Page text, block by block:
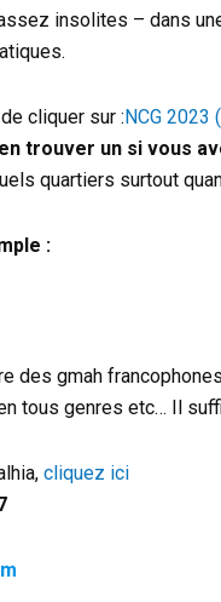
insolites – dans
cliquer sur :NCG 2023
trouver un si vous
quartiers surtout
:
des gmah
tous genres etc… Il
cliquez ici